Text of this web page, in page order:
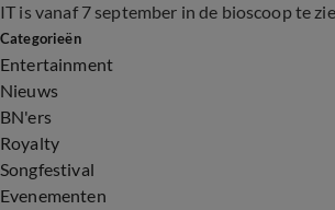
IT is vanaf 7 september in de bioscoop te
Categorieën
Entertainment
Nieuws
BN'ers
Royalty
Songfestival
Evenementen